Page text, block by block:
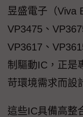
昱盛電子（Viva
VP3475、
VP3617、
制驅動IC，正是
苛環境需求而設
這些IC具備高整